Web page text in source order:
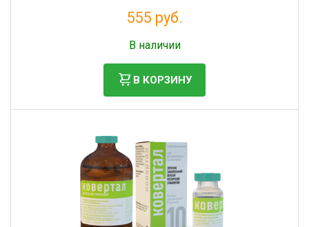
555 руб.
В наличии
В КОРЗИНУ